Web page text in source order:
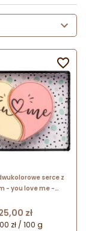
serce z
- you love me -
- nr. kat 10368 CCW
zł
zł / 100 g
